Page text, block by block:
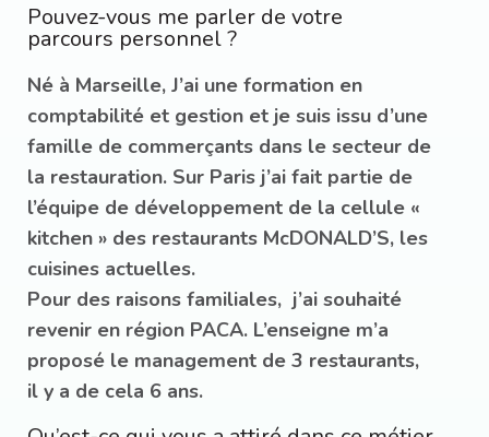
Pouvez-vous me parler de votre
parcours personnel ?
Né à Marseille, J’ai une formation en
comptabilité et gestion et je suis issu d’une
famille de commerçants dans le secteur de
la restauration. Sur Paris j’ai fait partie de
l’équipe de développement de la cellule «
kitchen » des restaurants McDONALD’S, les
cuisines actuelles.
Pour des raisons familiales, j’ai souhaité
revenir en région PACA. L’enseigne m’a
proposé le management de 3 restaurants,
il y a de cela 6 ans.